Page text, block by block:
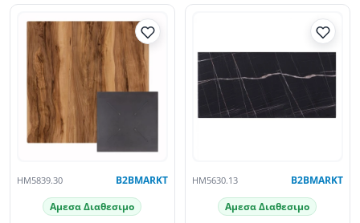
HM5839.30 B2BMARKT
Αμεσα Διαθεσιμο
HM5630.13 B2BMARKT
Αμεσα Διαθεσιμο